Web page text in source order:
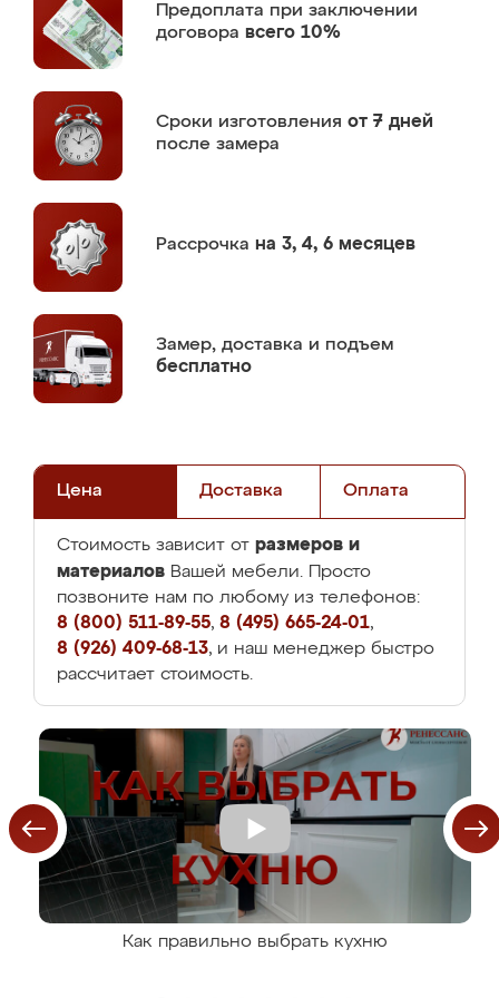
Предоплата при заключении
договора всего 10%
Сроки изготовления от 7 дней
после замера
Рассрочка на 3, 4, 6 месяцев
Замер, доставка и подъем
бесплатно
Цена Доставка Оплата
Стоимость зависит от размеров и
материалов Вашей мебели. Просто
позвоните нам по любому из телефонов:
8 (800) 511-89-55, 8 (495) 665-24-01,
8 (926) 409-68-13, и наш менеджер быстро
рассчитает стоимость.
Как правильно выбрать кухню